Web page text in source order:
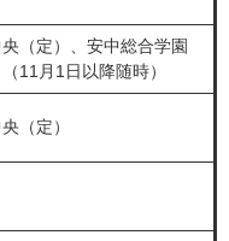
（定）、安中総合学園
（11月1日以降随時）
（定）